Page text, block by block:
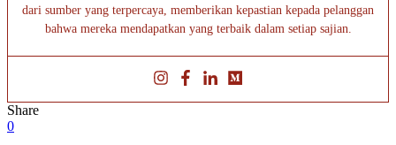
dari sumber yang terpercaya, memberikan kepastian kepada pelanggan
bahwa mereka mendapatkan yang terbaik dalam setiap sajian.
Share
0